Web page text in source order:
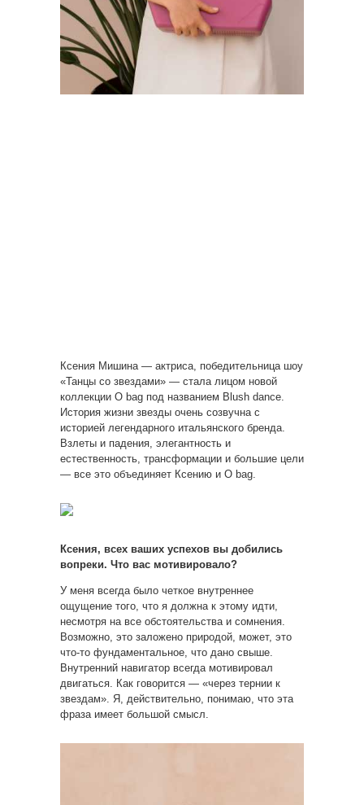
Ксения Мишина — актриса, победительница шоу
«Танцы со звездами» — стала лицом новой
коллекции O bag под названием Blush dance.
История жизни звезды очень созвучна с
историей легендарного итальянского бренда.
Взлеты и падения, элегантность и
естественность, трансформации и большие цели
— все это объединяет Ксению и O bag.
Ксения, всех ваших успехов вы добились
вопреки. Что вас мотивировало?
У меня всегда было четкое внутреннее
ощущение того, что я должна к этому идти,
несмотря на все обстоятельства и сомнения.
Возможно, это заложено природой, может, это
что-то фундаментальное, что дано свыше.
Внутренний навигатор всегда мотивировал
двигаться. Как говорится — «через тернии к
звездам». Я, действительно, понимаю, что эта
фраза имеет большой смысл.